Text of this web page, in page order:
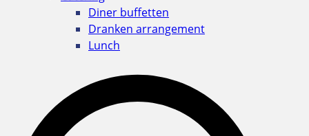
Diner buffetten
Dranken arrangement
Lunch